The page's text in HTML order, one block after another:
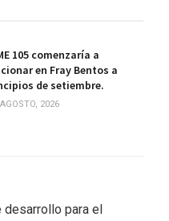
105 comenzaría a
en Fray Bentos a
de setiembre.
2026
desarrollo para el